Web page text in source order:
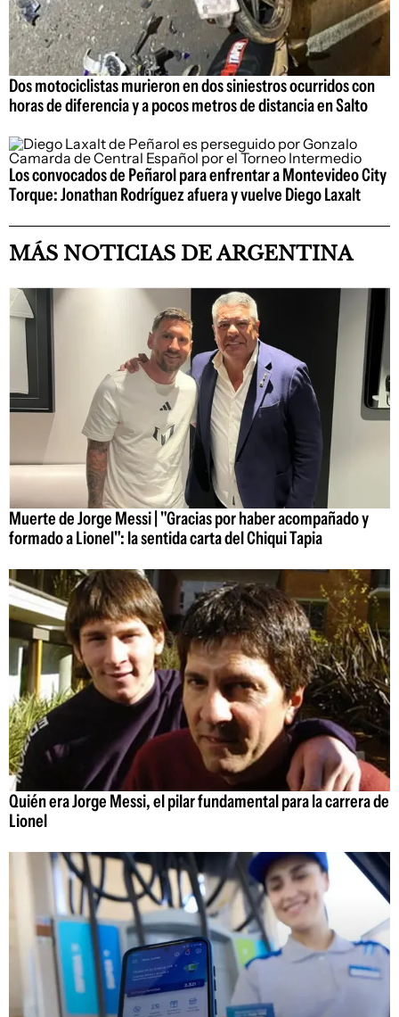
Dos motociclistas murieron en dos siniestros ocurridos con
horas de diferencia y a pocos metros de distancia en Salto
Los convocados de Peñarol para enfrentar a Montevideo City
Torque: Jonathan Rodríguez afuera y vuelve Diego Laxalt
MÁS NOTICIAS DE ARGENTINA
Muerte de Jorge Messi | "Gracias por haber acompañado y
formado a Lionel": la sentida carta del Chiqui Tapia
Quién era Jorge Messi, el pilar fundamental para la carrera de
Lionel